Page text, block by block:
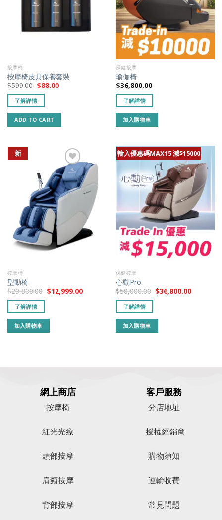
按摩椅
按摩椅皮具保養套裝
$599.00 $88.00
了解詳情
ADD TO CART
保健按摩
瑜伽椅
$36,800.00
了解詳情
加入購物車
新
添加到我的
最愛
按摩椅
型動椅
$29,800.00 $12,999.00
了解詳情
加入購物車
輸入優惠碼MAX15 減$15000
添加到我的
最愛
保健按摩
心動Pro
$50,000.00 $36,800.00
了解詳情
加入購物車
網上商店
按摩椅
紅光光療
頭部按摩
肩頸按摩
背部按摩
客戶服務
分店地址
授權經銷商
購物須知
運輸收費
常見問題